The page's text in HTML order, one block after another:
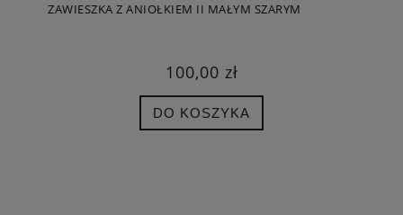
ZAWIESZKA Z ANIOŁKIEM II MAŁYM SZARYM
100,00 zł
DO KOSZYKA